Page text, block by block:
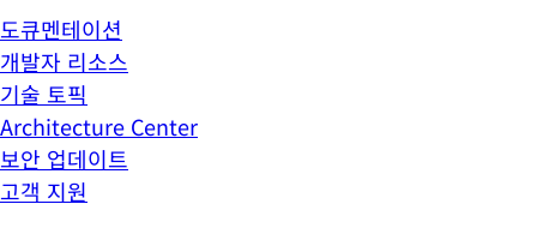
도큐멘테이션
개발자 리소스
기술 토픽
Architecture Center
보안 업데이트
고객 지원